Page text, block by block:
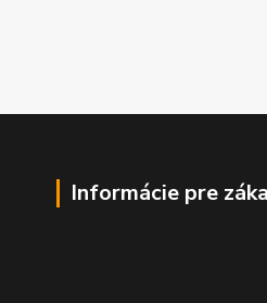
Informácie pre